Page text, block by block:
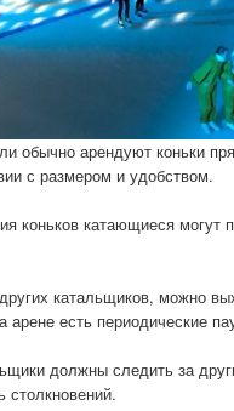
обычно арендуют коньки
с размером и удобством.
коньков катающиеся могут
катальщиков, можно
есть периодические
должны следить за
столкновений.